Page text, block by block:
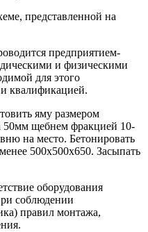
представленной на
предприятием-
и физическими
для этого
квалификацией.
яму размером
50мм щебнем фракцией 10-
на место. Бетонировать
500х500х650. Засыпать
оборудования
соблюдении
правил монтажа,